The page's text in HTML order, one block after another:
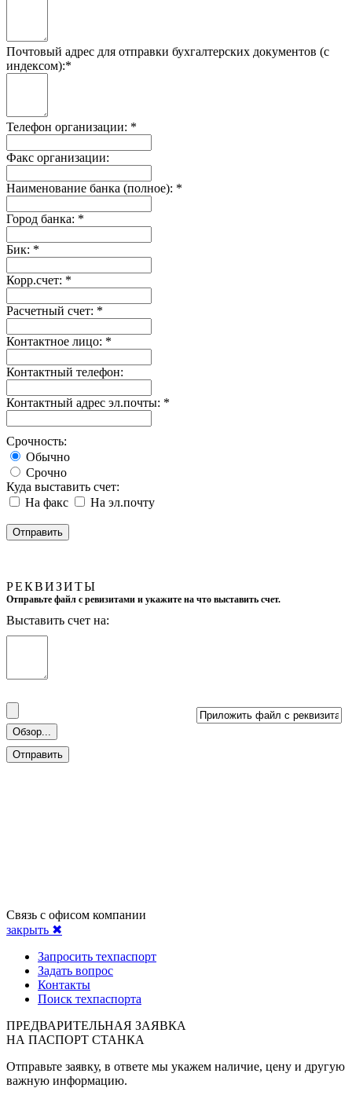
Почтовый адрес для отправки бухгалтерских документов (с
индексом):*
Телефон организации: *
Факс организации:
Наименование банка (полное): *
Город банка: *
Бик: *
Корр.счет: *
Расчетный счет: *
Контактное лицо: *
Контактный телефон:
Контактный адрес эл.почты: *
Срочность:
Обычно
Срочно
Куда выставить счет:
На факс
На эл.почту
РЕКВИЗИТЫ
Отправьте файл с ревизитами и укажите на что выставить счет.
Выставить счет на:
Связь с офисом компании
закрыть ✖
Запросить техпаспорт
Задать вопрос
Контакты
Поиск техпаспорта
ПРЕДВАРИТЕЛЬНАЯ ЗАЯВКА
НА ПАСПОРТ СТАНКА
Отправьте заявку, в ответе мы укажем наличие, цену и другую
важную информацию.